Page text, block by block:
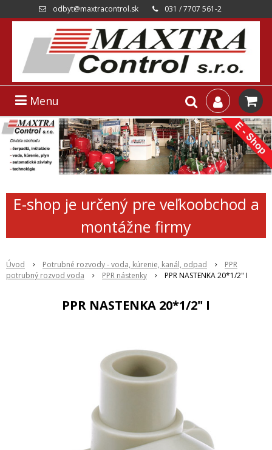
odbyt@maxtracontrol.sk 031 / 7707 561-2
Menu
E-shop je určený pre veľkoobchod a
montážne firmy
Úvod Potrubné rozvody - voda, kúrenie, kanál, odpad
PPR
potrubný rozvod voda
PPR nástenky PPR NASTENKA 20*1/2" I
PPR NASTENKA 20*1/2" I